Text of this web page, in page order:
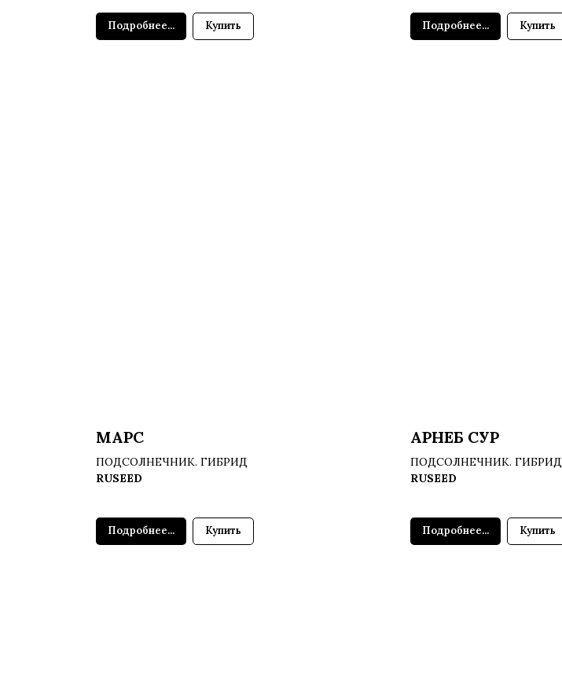
Подробнее... Купить Подробнее... Купить
МАРС
ПОДСОЛНЕЧНИК. ГИБРИД
RUSEED
Подробнее... Купить
АРНЕБ СУР
ПОДСОЛНЕЧНИК. ГИБРИД
RUSEED
Подробнее... Купить